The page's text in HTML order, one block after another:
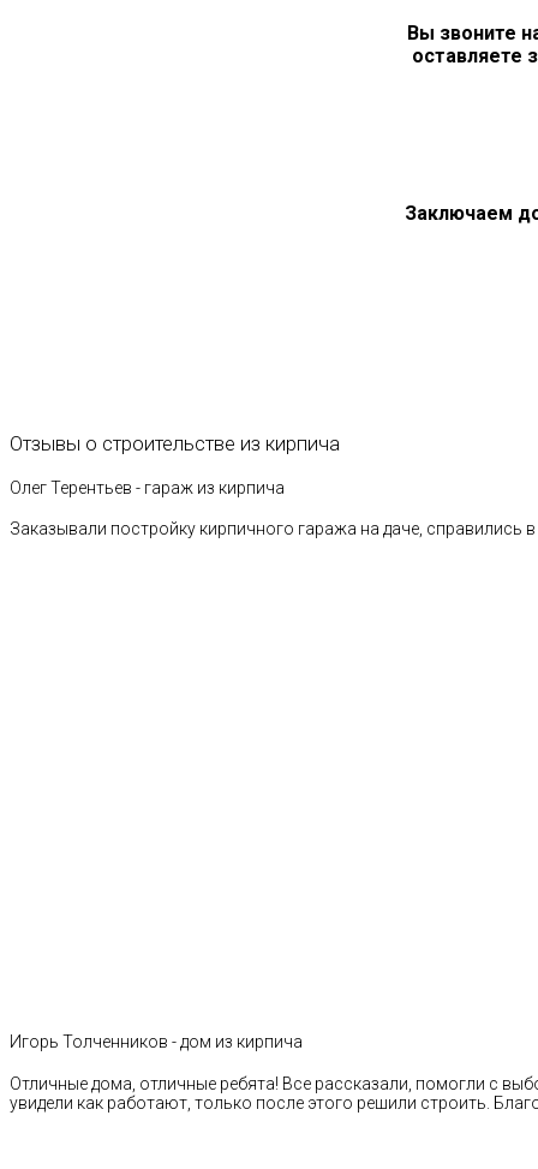
Вы звоните
оставляете
Заключаем
Отзывы о строительстве из кирпича
Олег Терентьев - гараж из кирпича
Заказывали постройку кирпичного гаража на даче, справились
Игорь Толченников - дом из кирпича
Отличные дома, отличные ребята! Все рассказали, помогли с
увидели как работают, только после этого решили строить.